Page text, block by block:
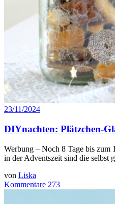
23/11/2024
DIYnachten: Plätzchen-
Werbung – Noch 8 Tage bis
in der Adventszeit sind die selbst
von Liska
Kommentare 273